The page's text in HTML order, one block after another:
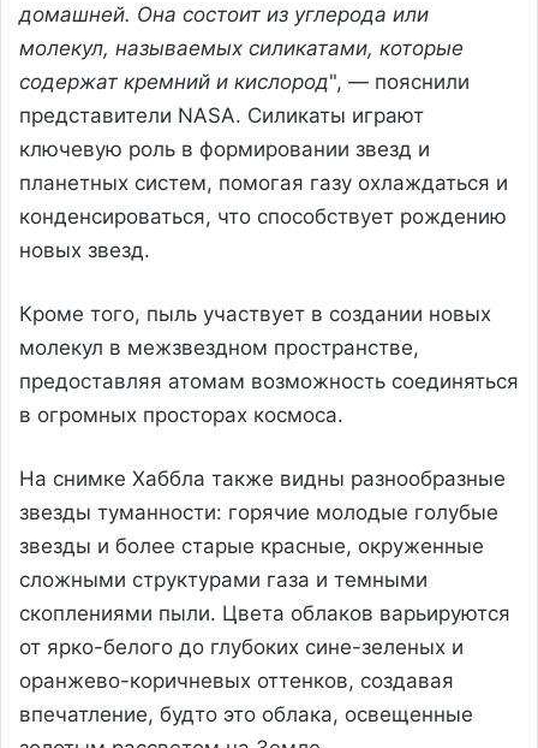
домашней. Она состоит из углерода или
молекул, называемых силикатами, которые
содержат кремний и кислород", — пояснили
представители NASA. Силикаты играют
ключевую роль в формировании звезд и
планетных систем, помогая газу охлаждаться и
конденсироваться, что способствует рождению
новых звезд.
Кроме того, пыль участвует в создании новых
молекул в межзвездном пространстве,
предоставляя атомам возможность соединяться
в огромных просторах космоса.
На снимке Хаббла также видны разнообразные
звезды туманности: горячие молодые голубые
звезды и более старые красные, окруженные
сложными структурами газа и темными
скоплениями пыли. Цвета облаков варьируются
от ярко-белого до глубоких сине-зеленых и
оранжево-коричневых оттенков, создавая
впечатление, будто это облака, освещенные